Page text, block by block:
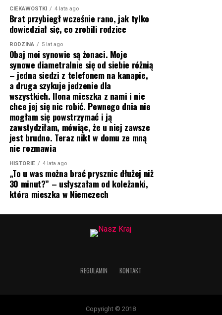
CIEKAWOSTKI 4 lata ago
Brat przybiegł wcześnie rano, jak tylko
dowiedział się, co zrobili rodzice
RODZINA 5 lat ago
Obaj moi synowie są żonaci. Moje
synowe diametralnie się od siebie różnią
– jedna siedzi z telefonem na kanapie,
a druga szykuje jedzenie dla
wszystkich. Ilona mieszka z nami i nie
chce jej się nic robić. Pewnego dnia nie
mogłam się powstrzymać i ją
zawstydziłam, mówiąc, że u niej zawsze
jest brudno. Teraz nikt w domu ze mną
nie rozmawia
HISTORIE 4 lata ago
„To u was można brać prysznic dłużej niż
30 minut?” – usłyszałam od koleżanki,
która mieszka w Niemczech
REGULAMIN KONTAKT
Copyright © 2018